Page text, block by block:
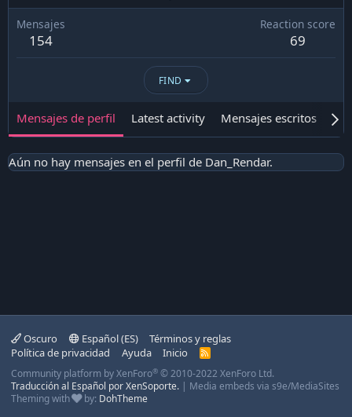
Mensajes
154
Reaction score
69
FIND
Mensajes de perfil Latest activity Mensajes escritos
Aún no hay mensajes en el perfil de Dan_Rendar.
Oscuro Español (ES)
Términos y reglas
Política de privacidad
Ayuda Inicio
R
S
Community platform by XenForo® © 2010-2022 XenForo Ltd.
Traducción al Español por XenSoporte. | Media embeds via s9e/MediaSites
Theming with
by: DohTheme